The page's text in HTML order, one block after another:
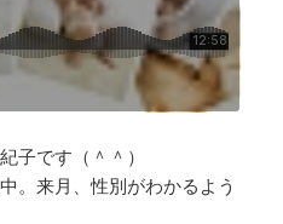
子です（＾＾）
。来月、性別がわかるよう